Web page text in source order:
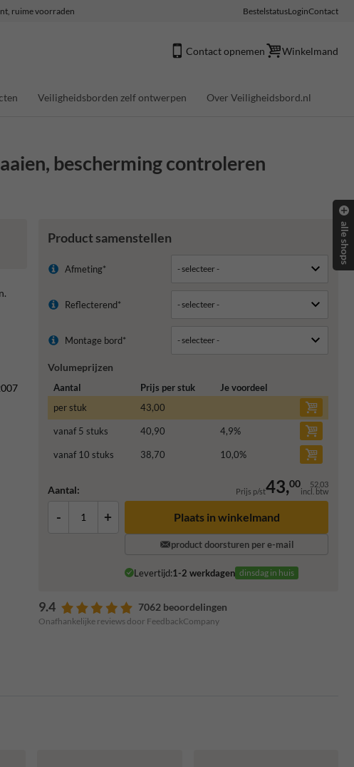
ruime voorraden BestelstatusLoginContact
Contact opnemen Winkelmand
Veiligheidsborden zelf ontwerpen Over Veiligheidsbord.nl
bescherming controleren
Product samenstellen
Afmeting*
Reflecterend*
Montage bord*
Volumeprijzen
Aantal Prijs per stuk
Je voordeel
per stuk
43,00
vanaf 5 stuks 40,90 4,9%
vanaf 10 stuks 38,70 10,0%
Aantal: Prijs p/st43,00 52,03
incl. btw
- + Plaats in winkelmand
product doorsturen per e-mail
Levertijd:1-2 werkdagen dinsdag in huis
9.4 7062 beoordelingen
Onafhankelijke reviews door FeedbackCompany
alle shops